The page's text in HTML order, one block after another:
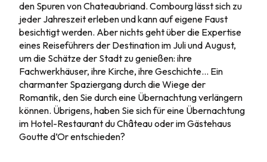
den Spuren von Chateaubriand. Combourg lässt sich zu
jeder Jahreszeit erleben und kann auf eigene Faust
besichtigt werden. Aber nichts geht über die Expertise
eines Reiseführers der Destination im Juli und August,
um die Schätze der Stadt zu genießen: ihre
Fachwerkhäuser, ihre Kirche, ihre Geschichte… Ein
charmanter Spaziergang durch die Wiege der
Romantik, den Sie durch eine Übernachtung verlängern
können. Übrigens, haben Sie sich für eine Übernachtung
im Hotel-Restaurant du Château oder im Gästehaus
Goutte d’Or entschieden?